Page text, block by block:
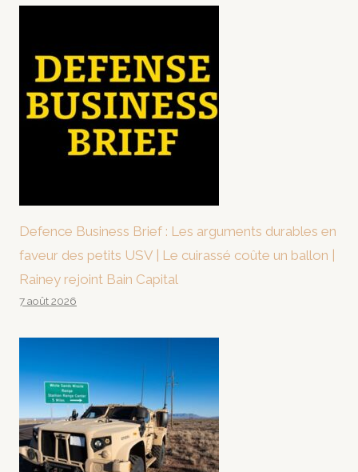
Defence Business Brief : Les arguments durables en
faveur des petits USV | Le cuirassé coûte un ballon |
Rainey rejoint Bain Capital
7 août 2026